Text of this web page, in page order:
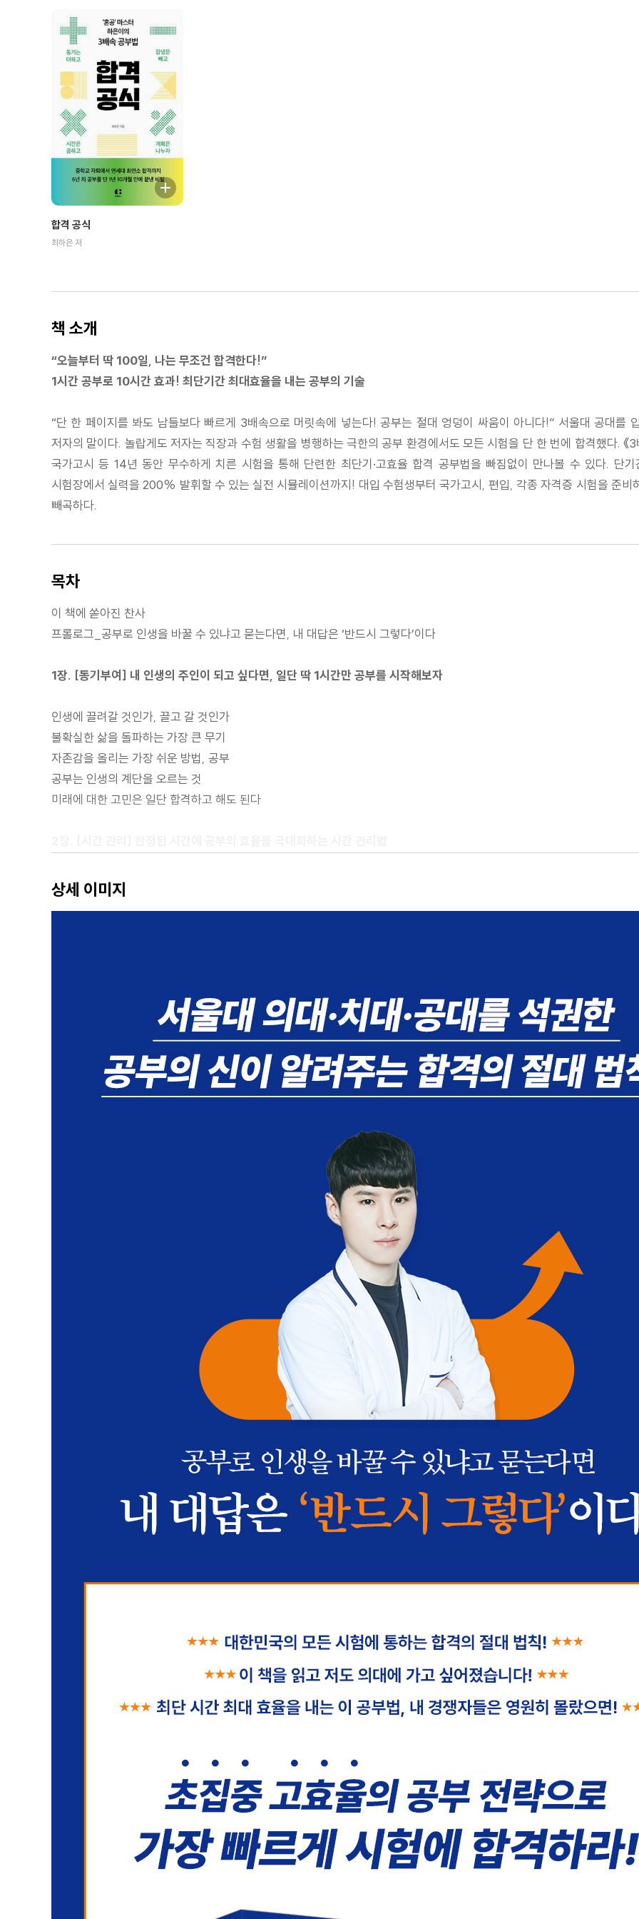
합격 공식
최하은 저
책 소개
“오늘부터 딱 100일, 나는 무조건 합격한다!”
1시간 공부로 10시간 효과! 최단기간 최대효율을 내는 공부의 기술
“단 한 페이지를 봐도 남들보다 빠르게 3배속으로 머릿속에 넣는다! 공부는 절대 엉덩이 싸움이 아니다!” 서울대 공대를
저자의 말이다. 놀랍게도 저자는 직장과 수험 생활을 병행하는 극한의 공부 환경에서도 모든 시험을 단 한 번에 합격했다. 《
국가고시 등 14년 동안 무수하게 치른 시험을 통해 단련한 최단기·고효율 합격 공부법을 빠짐없이 만나볼 수 있다. 단
시험장에서 실력을 200% 발휘할 수 있는 실전 시뮬레이션까지! 대입 수험생부터 국가고시, 편입, 각종 자격증 시험을 준
빼곡하다.
목차
이 책에 쏟아진 찬사
프롤로그_공부로 인생을 바꿀 수 있냐고 묻는다면, 내 대답은 ‘반드시 그렇다’이다
1장. [동기부여] 내 인생의 주인이 되고 싶다면, 일단 딱 1시간만 공부를 시작해보자
인생에 끌려갈 것인가, 끌고 갈 것인가
불확실한 삶을 돌파하는 가장 큰 무기
자존감을 올리는 가장 쉬운 방법, 공부
공부는 인생의 계단을 오르는 것
미래에 대한 고민은 일단 합격하고 해도 된다
[시간 배분] 낮에는 페이 닥터, 밤에는 수험생
3장. [목표 설정] 그물망을 치듯 하나도 놓치지 않는 촘촘한 공부 계획 세우기
[공부량 쪼개기] 아무리 많은 공부량도 잘게 나누면 할 수 있다
[단기 계획] 집중이 어렵다면 30분 단위로 계획하라
4장. [아웃풋 암기법] 불가능한 암기량을 정복하는 4단계 암기법
[1단계] 암기할 내용을 선별하라
[2단계] 1회독을 하면서 안 외워지는 부분을 표시하라
[3단계] 2회독은 선택과 집중이 필요하다
[4단계] 3회독 이상에서는 그물망을 더 촘촘히 하라
[암기의 기술 ②] 무작정 외울 때는 첫 글자 따기(두음 암기법)
[암기의 기술 ④] 표나 차트로 구조화하라
[D-30] 시험 한 달 전 전략은 달라야 한다
[D-15] 내 몸과 시험 주기를 맞춰라
[D-10] 점수를 끌어올릴 수 있는 과목에 집중하라
[D-3] 실수와 약점을 발견하는 건 행운이다
6장. [멘탈 관리] 시험 당일 긴장감까지 통제하고 대비하는 궁극의 시뮬레이션
시험 공포증을 극복하다
상세 이미지